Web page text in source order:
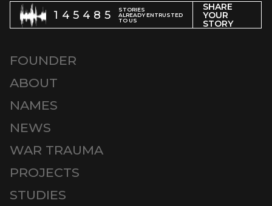
145485
STORIES
ALREADY ENTRUSTED
TO US
SHARE
YOUR
STORY
FOUNDER
ABOUT
NAMES
NEWS
WAR TRAUMA
PROJECTS
STUDIES